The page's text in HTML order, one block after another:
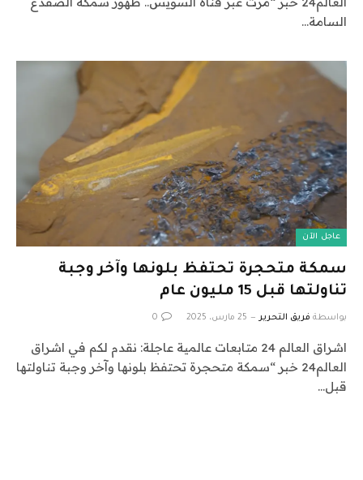
السامة…
عاجل الآن
سمكة متحجرة تحتفظ بلونها وآخر وجبة
تناولتها قبل 15 مليون عام
بواسطة فريق التحرير 25 مارس، 2025 0
اشراق العالم 24 متابعات عالمية عاجلة: نقدم لكم في اشراق
العالم24 خبر “سمكة متحجرة تحتفظ بلونها وآخر وجبة تناولتها
قبل…